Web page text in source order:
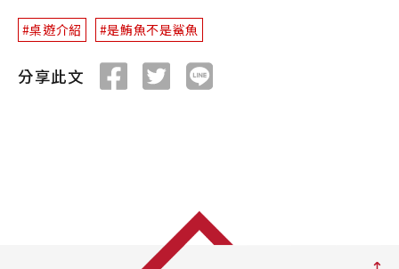
#桌遊介紹 #是鮪魚不是鯊魚
分享此文